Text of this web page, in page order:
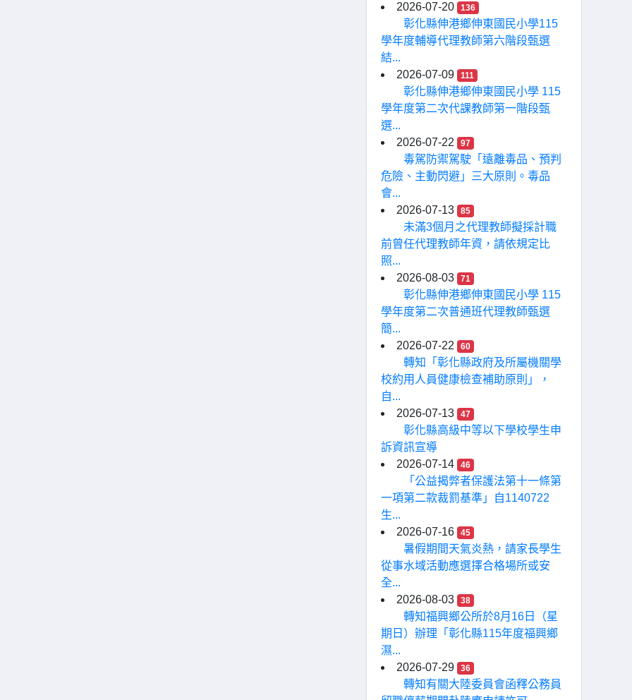
2026-07-20
136
彰化縣伸港鄉伸東國民小學115
學年度輔導代理教師第六階段甄選
結...
2026-07-09
111
彰化縣伸港鄉伸東國民小學 115
學年度第二次代課教師第一階段甄
選...
2026-07-22
97
毒駕防禦駕駛「遠離毒品、預判
危險、主動閃避」三大原則。毒品
會...
2026-07-13
85
未滿3個月之代理教師擬採計職
前曾任代理教師年資，請依規定比
照...
2026-08-03
71
彰化縣伸港鄉伸東國民小學 115
學年度第二次普通班代理教師甄選
簡...
2026-07-22
60
轉知「彰化縣政府及所屬機關學
校約用人員健康檢查補助原則」，
自...
2026-07-13
47
彰化縣高級中等以下學校學生申
訴資訊宣導
2026-07-14
46
「公益揭弊者保護法第十一條第
一項第二款裁罰基準」自1140722
生...
2026-07-16
45
暑假期間天氣炎熱，請家長學生
從事水域活動應選擇合格場所或安
全...
2026-08-03
38
轉知福興鄉公所於8月16日（星
期日）辦理「彰化縣115年度福興鄉
濕...
2026-07-29
36
轉知有關大陸委員會函釋公務員